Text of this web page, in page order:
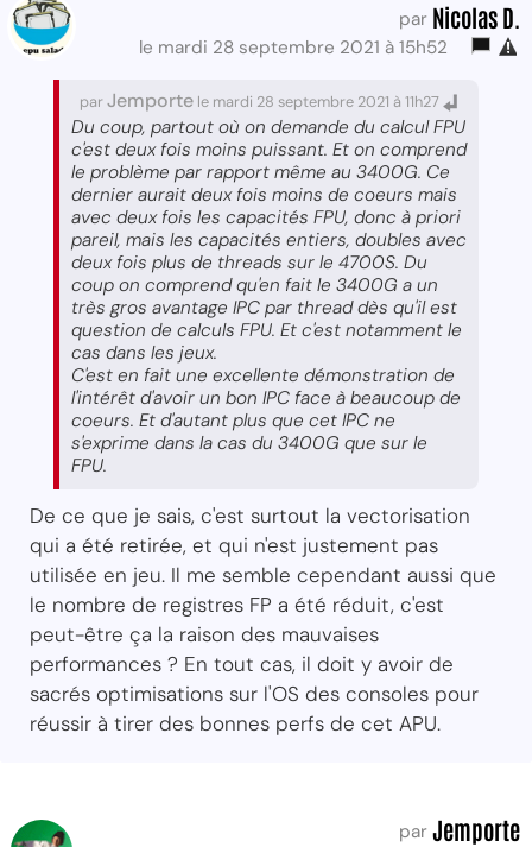
par Nicolas D.
le mardi 28 septembre 2021 à 15h52
parJemporte le mardi 28 septembre 2021 à 11h27
Du coup, partout où on demande du calcul FPU
c'est deux fois moins puissant. Et on comprend
le problème par rapport même au 3400G. Ce
dernier aurait deux fois moins de coeurs mais
avec deux fois les capacités FPU, donc à priori
pareil, mais les capacités entiers, doubles avec
deux fois plus de threads sur le 4700S. Du
coup on comprend qu'en fait le 3400G a un
très gros avantage IPC par thread dès qu'il est
question de calculs FPU. Et c'est notamment le
cas dans les jeux.
C'est en fait une excellente démonstration de
l'intérêt d'avoir un bon IPC face à beaucoup de
coeurs. Et d'autant plus que cet IPC ne
s'exprime dans la cas du 3400G que sur le
FPU.
De ce que je sais, c'est surtout la vectorisation
qui a été retirée, et qui n'est justement pas
utilisée en jeu. Il me semble cependant aussi que
le nombre de registres FP a été réduit, c'est
peut-être ça la raison des mauvaises
performances ? En tout cas, il doit y avoir de
sacrés optimisations sur l'OS des consoles pour
réussir à tirer des bonnes perfs de cet APU.
par Jemporte